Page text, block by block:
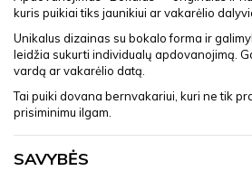
kuris puikiai tiks jaunikiui ar vakarėlio
Unikalus dizainas su bokalo forma ir
leidžia sukurti individualų apdovanojimą.
vardą ar vakarėlio datą.
Tai puiki dovana bernvakariui, kuri ne tik
prisiminimu ilgam.
SAVYBĖS